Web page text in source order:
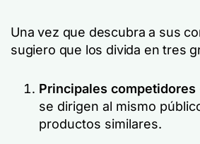
Una vez que descubra a sus
sugiero que los divida en tres
Principales competidores
se dirigen al mismo
productos similares.